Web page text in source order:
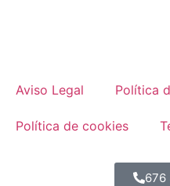
Aviso Legal Política
Política de cookies
676